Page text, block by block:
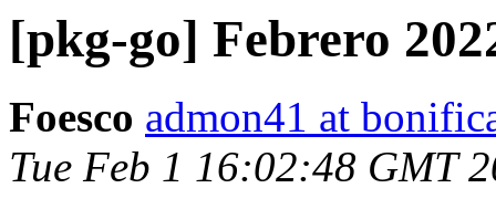
[pkg-go] Febrero
Foesco admon41 at
Tue Feb 1 16:02:48 GMT